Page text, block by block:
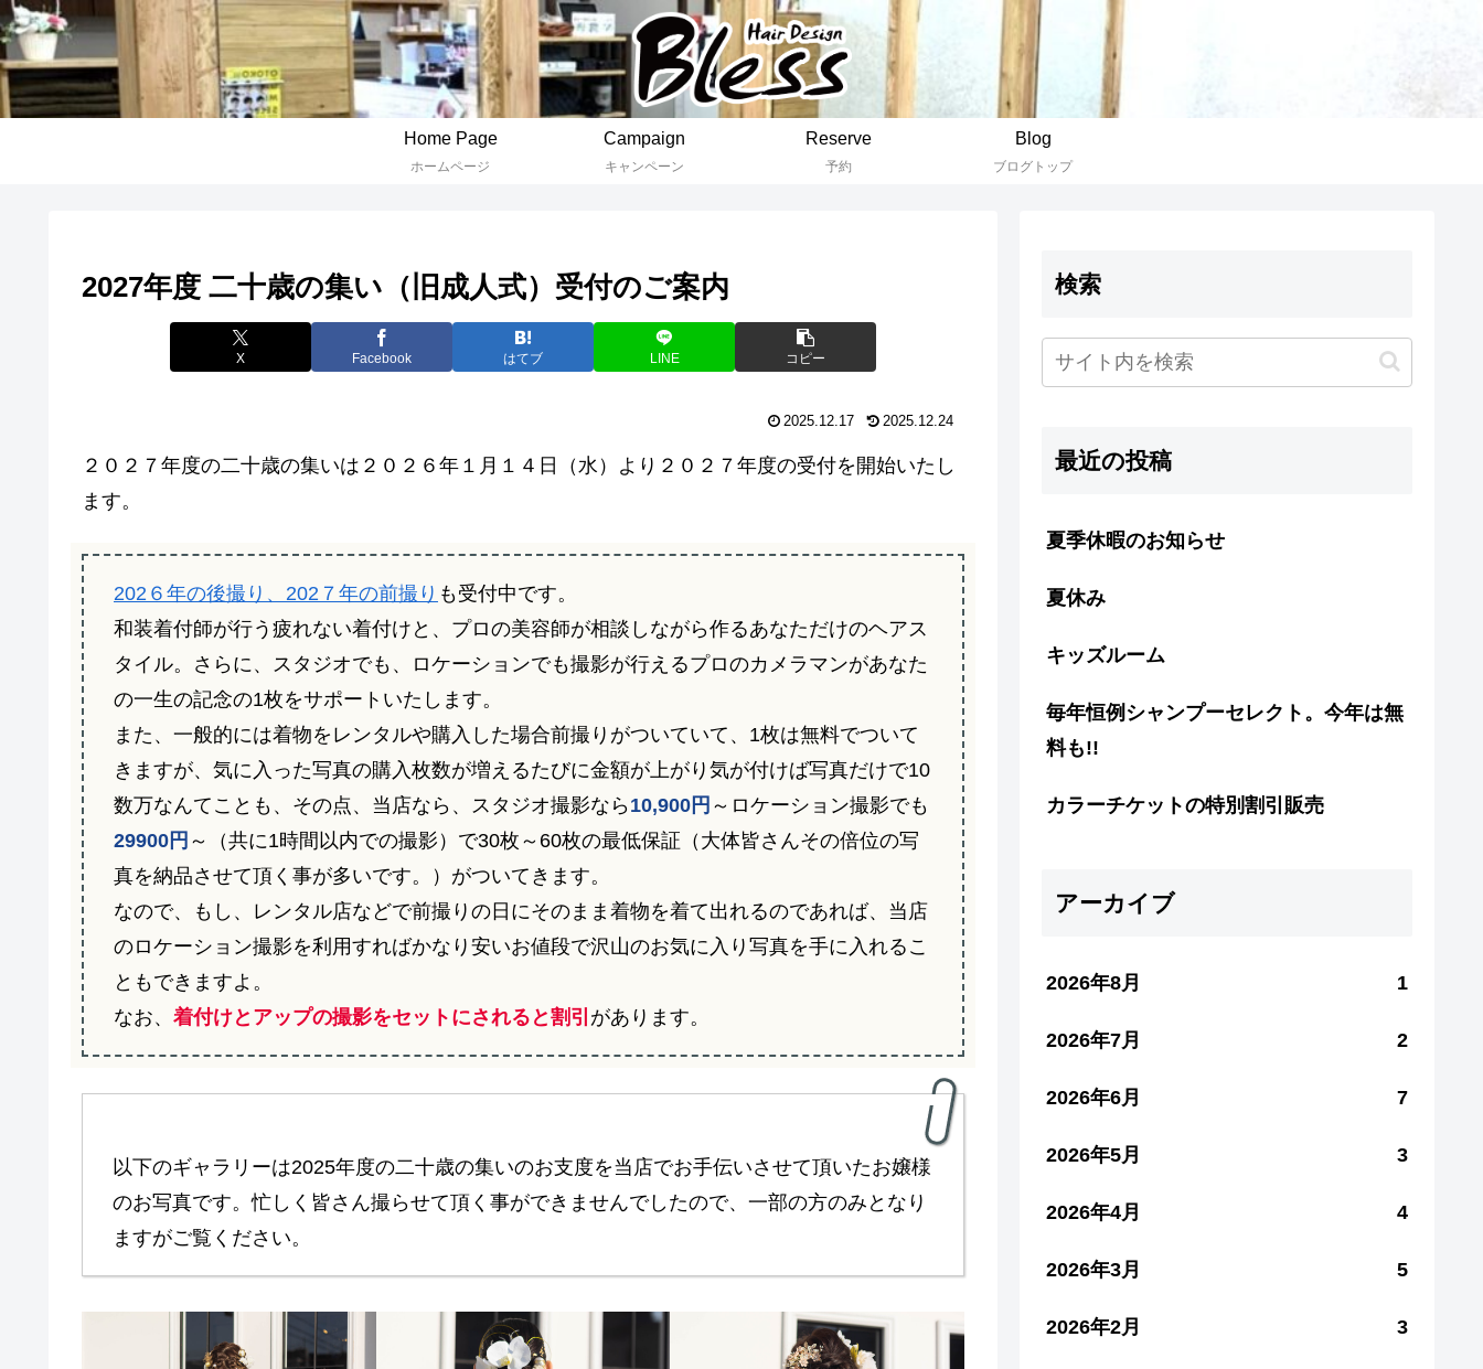
Home Page
ホームページ
Campaign
キャンペーン
Reserve
予約
Blog
ブログトップ
2027年度 二十歳の集い（旧成人式）受付のご案内
X Facebook はてブ LINE コピー
2025.12.17 2025.12.24
２０２７年度の二十歳の集いは２０２６年１月１４日（水）より２０２７年度の受付を開始いたし
ます。
202６年の後撮り、202７年の前撮り も受付中です。
和装着付師が行う疲れない着付けと、プロの美容師が相談しながら作るあなただけのヘアス
タイル。さらに、スタジオでも、ロケーションでも撮影が行えるプロのカメラマンがあなた
の一生の記念の1枚をサポートいたします。
また、一般的には着物をレンタルや購入した場合前撮りがついていて、1枚は無料でついて
きますが、気に入った写真の購入枚数が増えるたびに金額が上がり気が付けば写真だけで10
数万なんてことも、その点、当店なら、スタジオ撮影なら10,900円 ～ロケーション撮影でも
29900円 ～（共に1時間以内での撮影）で30枚～60枚の最低保証（大体皆さんその倍位の写
真を納品させて頂く事が多いです。）がついてきます。
なので、もし、レンタル店などで前撮りの日にそのまま着物を着て出れるのであれば、当店
のロケーション撮影を利用すればかなり安いお値段で沢山のお気に入り写真を手に入れるこ
ともできますよ。
なお、 着付けとアップの撮影をセットにされると割引 があります。
以下のギャラリーは2025年度の二十歳の集いのお支度を当店でお手伝いさせて頂いたお嬢様
のお写真です。忙しく皆さん撮らせて頂く事ができませんでしたので、一部の方のみとなり
ますがご覧ください。
検索
最近の投稿
夏季休暇のお知らせ
夏休み
キッズルーム
毎年恒例シャンプーセレクト。今年は無
料も!!
カラーチケットの特別割引販売
アーカイブ
2026年8月 1
2026年7月 2
2026年6月 7
2026年5月 3
2026年4月 4
2026年3月 5
2026年2月 3